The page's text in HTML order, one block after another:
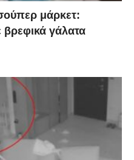
μάρκετ:
βρεφικά γάλατα